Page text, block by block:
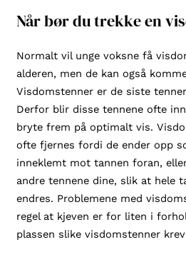
Når bør du trekke en
Normalt vil unge voksne få
alderen, men de kan også
Visdomstenner er de siste
Derfor blir disse tennene ofte
bryte frem på optimalt vis.
ofte fjernes fordi de ender opp
inneklemt mot tannen foran,
andre tennene dine, slik at hele
endres. Problemene med
regel at kjeven er for liten i
plassen slike visdomstenner